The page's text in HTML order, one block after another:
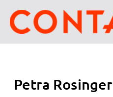
Petra Rosinger